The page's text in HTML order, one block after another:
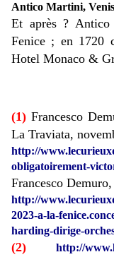
Antico Martini,
Et après ?
Fenice ; en 1720
Hotel Monaco &
(1) Francesco
La Traviata,
http://
obligatoirement-
Francesco
http://
2023-a-la-
harding-dirige-
(2) http://